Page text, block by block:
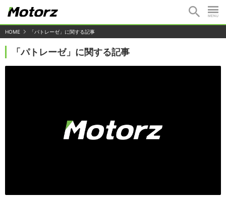
HOME 「パトレーゼ」に関する記事
「パトレーゼ」に関する記事